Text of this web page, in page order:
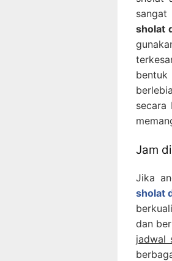
sholat
secara
Jam
Jika
sholat
dan
jadwal